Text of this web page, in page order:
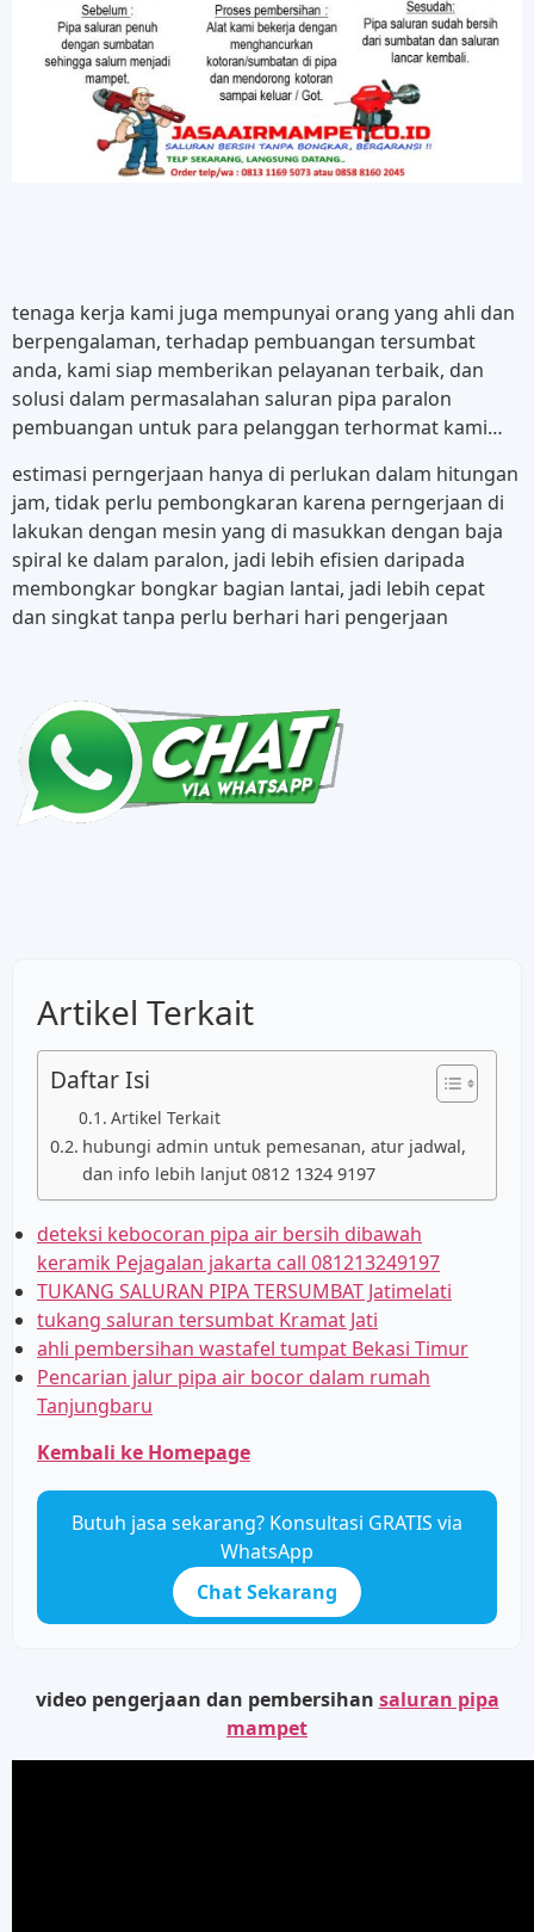
tenaga kerja kami juga mempunyai orang yang ahli dan
berpengalaman, terhadap pembuangan tersumbat
anda, kami siap memberikan pelayanan terbaik, dan
solusi dalam permasalahan saluran pipa paralon
pembuangan untuk para pelanggan terhormat kami…
estimasi perngerjaan hanya di perlukan dalam hitungan
jam, tidak perlu pembongkaran karena perngerjaan di
lakukan dengan mesin yang di masukkan dengan baja
spiral ke dalam paralon, jadi lebih efisien daripada
membongkar bongkar bagian lantai, jadi lebih cepat
dan singkat tanpa perlu berhari hari pengerjaan
Artikel Terkait
Daftar Isi
Artikel Terkait
hubungi admin untuk pemesanan, atur jadwal,
dan info lebih lanjut 0812 1324 9197
deteksi kebocoran pipa air bersih dibawah
keramik Pejagalan jakarta call 081213249197
TUKANG SALURAN PIPA TERSUMBAT Jatimelati
tukang saluran tersumbat Kramat Jati
ahli pembersihan wastafel tumpat Bekasi Timur
Pencarian jalur pipa air bocor dalam rumah
Tanjungbaru
Kembali ke Homepage
Butuh jasa sekarang? Konsultasi GRATIS via
WhatsApp
Chat Sekarang
video pengerjaan dan pembersihan saluran pipa
mampet